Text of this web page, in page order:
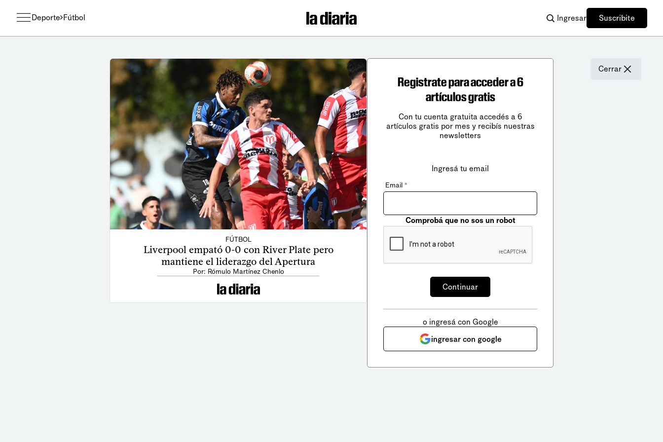
Deporte Fútbol Ingresar Suscribite
FÚTBOL
Liverpool empató 0-0 con River Plate pero
mantiene el liderazgo del Apertura
Por: Rómulo Martínez Chenlo
Cerrar
Registrate para acceder a 6
artículos gratis
Con tu cuenta gratuita accedés a 6
artículos gratis por mes y recibís nuestras
newsletters
Ingresá tu email
Email *
Comprobá que no sos un robot
o ingresá con Google
ingresar con google